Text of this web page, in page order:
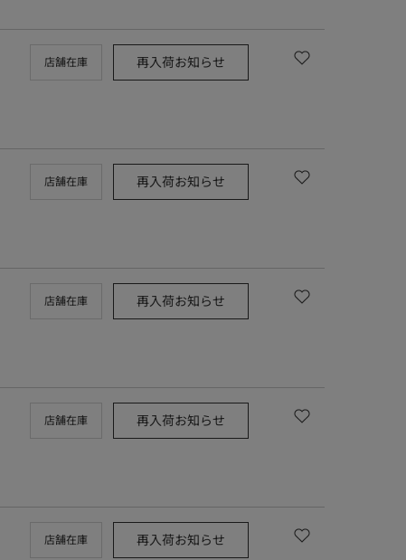
店舗在庫 再入荷お知らせ
店舗在庫 再入荷お知らせ
店舗在庫 再入荷お知らせ
店舗在庫 再入荷お知らせ
店舗在庫 再入荷お知らせ